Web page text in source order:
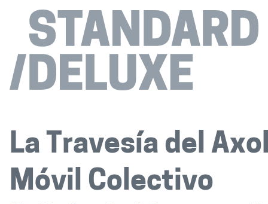
La Travesía del
Móvil Colectivo